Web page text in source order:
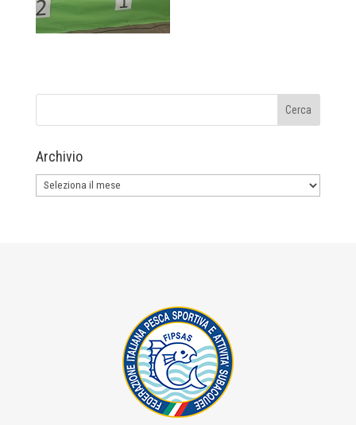
Archivio
Archivio